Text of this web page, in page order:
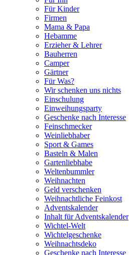
Für Kinder
Firmen
Mama & Papa
Hebamme
Erzieher & Lehrer
Bauherren
Camper
Gärtner
Für Was?
Wir schenken uns nichts
Einschulung
Einweihungsparty
Geschenke nach Interesse
Feinschmecker
Weinliebhaber
Sport & Games
Basteln & Malen
Gartenliebhabe
Weltenbummler
Weihnachten
Geld verschenken
Weihnachtliche Feinkost
Adventskalender
Inhalt für Adventskalender
Wichtel-Welt
Wichtelgeschenke
Weihnachtsdeko
Geschenke nach Interesse